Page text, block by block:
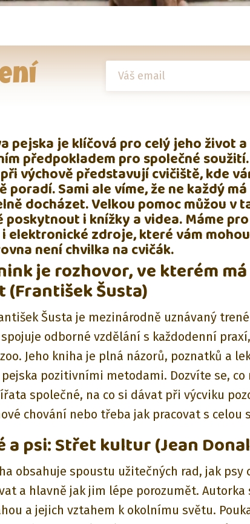
pejska je klíčová pro celý jeho život
předpokladem pro společné
výchově představují cvičiště, kde
poradí. Sami ale víme, že ne každý
docházet. Velkou pomoc můžou v
poskytnout i knížky a videa. Máme
elektronické zdroje, které vám
není chvilka na cvičák.
je rozhovor, ve kterém
(František Šusta)
Šusta je mezinárodně uznávaný
odborné vzdělání s každodenní
Jeho kniha je plná názorů, poznatků a
pejska pozitivními metodami. Dozvíte se,
společné, na co si dávat při výcviku
chování nebo třeba jak pracovat s celou
a psi: Střet kultur (Jean
obsahuje spoustu užitečných rad, jak psy
a hlavně jak jim lépe porozumět. Autorka
a jejich vztahem k okolnímu světu.